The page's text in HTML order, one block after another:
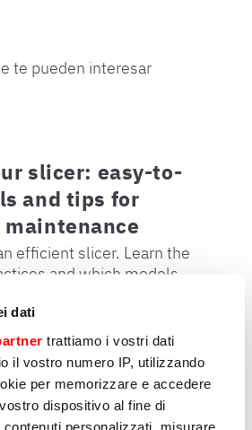
dati
trattiamo i vostri dati
il vostro numero IP, utilizzando
per memorizzare e accedere
dispositivo al fine di
contenuti personalizzati, misurare
te pueden interesar
slicer: easy-to-
and tips for
efficient slicer. Learn the
and which models
slicers: which ones